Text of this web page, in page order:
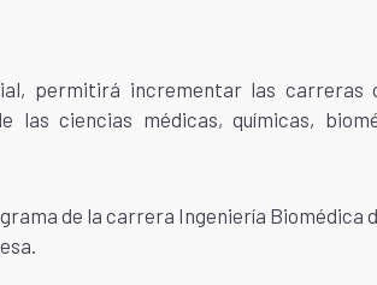
permitirá incrementar las carreras
ciencias médicas, químicas,
de la carrera Ingeniería Biomédica